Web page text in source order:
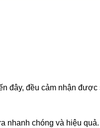
đây, đều cảm nhận được
nhanh chóng và hiệu quả.